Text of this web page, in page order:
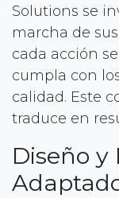
Solutions se
marcha de
cada acción
cumpla con
calidad. Este
traduce en
Diseño y